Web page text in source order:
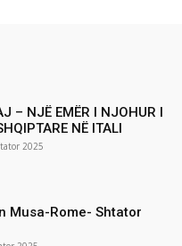
– NJË EMËR I NJOHUR I
NË ITALI
2025
Musa-Rome- Shtator